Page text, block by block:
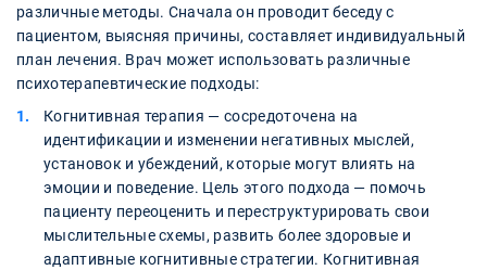
различные методы. Сначала он проводит беседу с
пациентом, выясняя причины, составляет индивидуальный
план лечения. Врач может использовать различные
психотерапевтические подходы:
Когнитивная терапия — сосредоточена на
идентификации и изменении негативных мыслей,
установок и убеждений, которые могут влиять на
эмоции и поведение. Цель этого подхода — помочь
пациенту переоценить и переструктурировать свои
мыслительные схемы, развить более здоровые и
адаптивные когнитивные стратегии. Когнитивная